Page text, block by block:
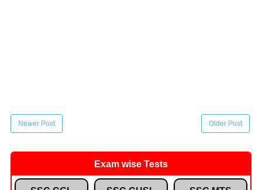
Newer Post Older Post
Exam wise Tests